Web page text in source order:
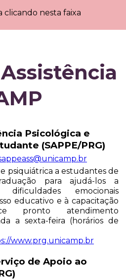
clicando nesta faixa
Psicológica e
(SAPPE/PRG)
psiquiátrica a estudantes de
para ajudá-los a
emocionais
educativo e à capacitação
pronto atendimento
a sexta-feira (horários de
www.prg.unicamp.br
de Apoio ao